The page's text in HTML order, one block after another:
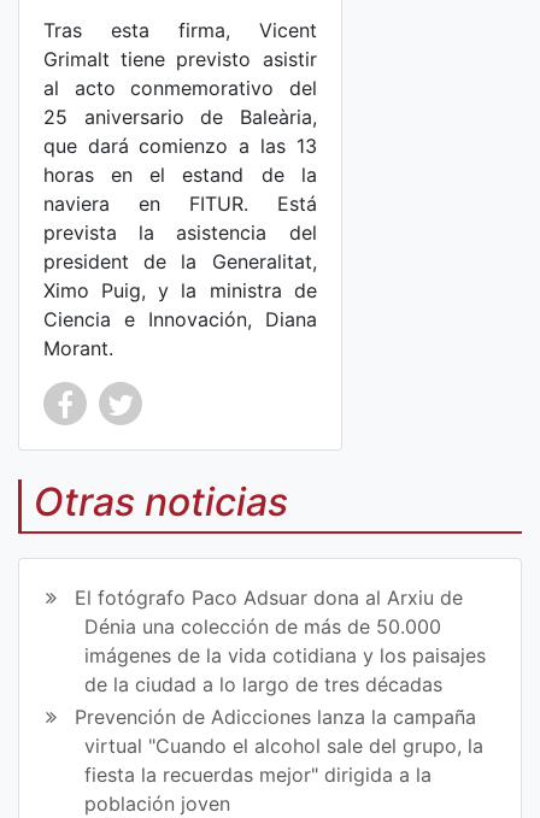
Tras esta firma, Vicent
Grimalt tiene previsto asistir
al acto conmemorativo del
25 aniversario de Baleària,
que dará comienzo a las 13
horas en el estand de la
naviera en FITUR. Está
prevista la asistencia del
president de la Generalitat,
Ximo Puig, y la ministra de
Ciencia e Innovación, Diana
Morant.
Co
mp
art
en
Fa
ce
bo
ok
Co
mp
art
ir
en
Tw
itt
er
Otras noticias
El fotógrafo Paco Adsuar dona al Arxiu de
Dénia una colección de más de 50.000
imágenes de la vida cotidiana y los paisajes
de la ciudad a lo largo de tres décadas
Prevención de Adicciones lanza la campaña
virtual "Cuando el alcohol sale del grupo, la
fiesta la recuerdas mejor" dirigida a la
población joven